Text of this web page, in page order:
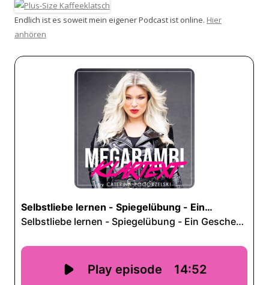
Endlich ist es soweit mein eigener Podcast ist online. Hier
anhören